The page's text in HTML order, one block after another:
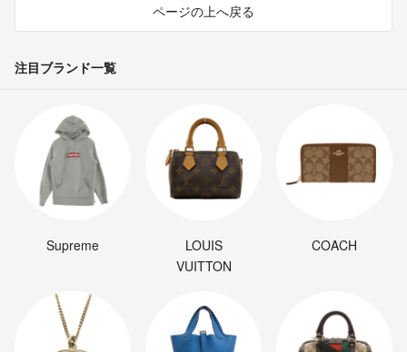
ページの上へ戻る
注目ブランド一覧
Supreme
LOUIS
VUITTON
COACH